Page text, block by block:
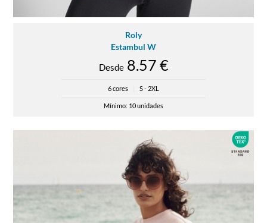
Roly
Estambul W
Desde8.57 €
6 cores S - 2XL
Mínimo: 10 unidades